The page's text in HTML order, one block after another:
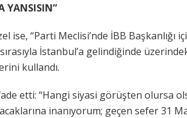
YANSISIN”
“Parti Meclisi’nde İBB Başkanlığı
İstanbul’a gelindiğinde
kullandı.
etti: “Hangi siyasi görüşten olursa
inanıyorum; geçen sefer 31